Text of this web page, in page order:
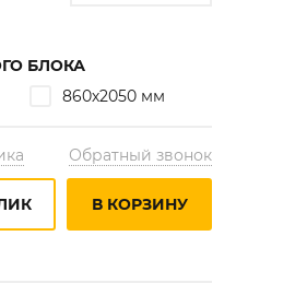
БЛОКА
860х2050 мм
Обратный звонок
В КОРЗИНУ